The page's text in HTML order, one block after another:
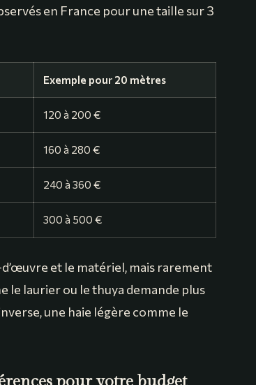
en France pour une taille sur 3
Exemple pour 20 mètres
120 à 200 €
160 à 280 €
240 à 360 €
300 à 500 €
et le matériel, mais rarement
le laurier ou le thuya demande plus
une haie légère comme le